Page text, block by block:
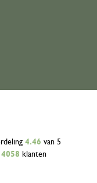
4.46 van 5
4058 klanten